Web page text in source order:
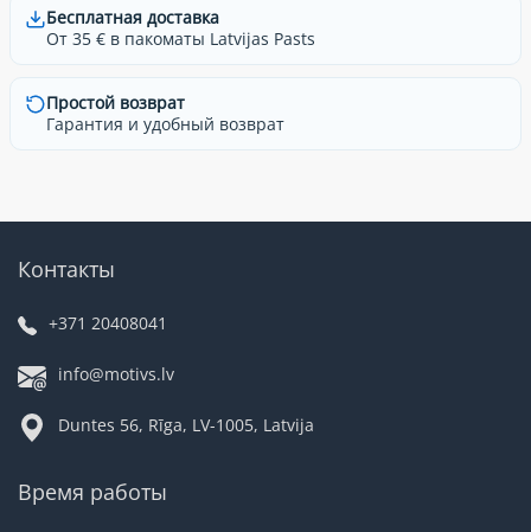
Бесплатная доставка
От 35 € в пакоматы Latvijas Pasts
Простой возврат
Гарантия и удобный возврат
Контакты
+371 20408041
info@motivs.lv
Duntes 56, Rīga, LV-1005, Latvija
Время работы